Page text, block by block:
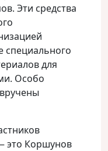
Эти средства
для
Особо
это Коршунов